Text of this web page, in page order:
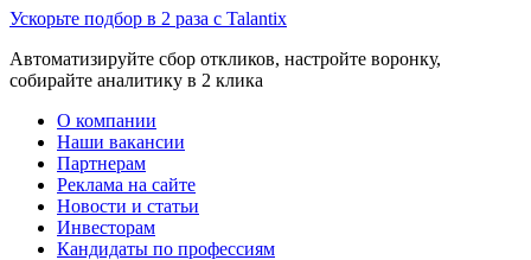
Ускорьте подбор в 2 раза с Talantix
Автоматизируйте сбор откликов, настройте воронку,
собирайте аналитику в 2 клика
О компании
Наши вакансии
Партнерам
Реклама на сайте
Новости и статьи
Инвесторам
Кандидаты по профессиям